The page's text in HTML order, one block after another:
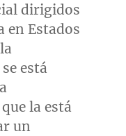
dirigidos
en Estados
está
la está
un